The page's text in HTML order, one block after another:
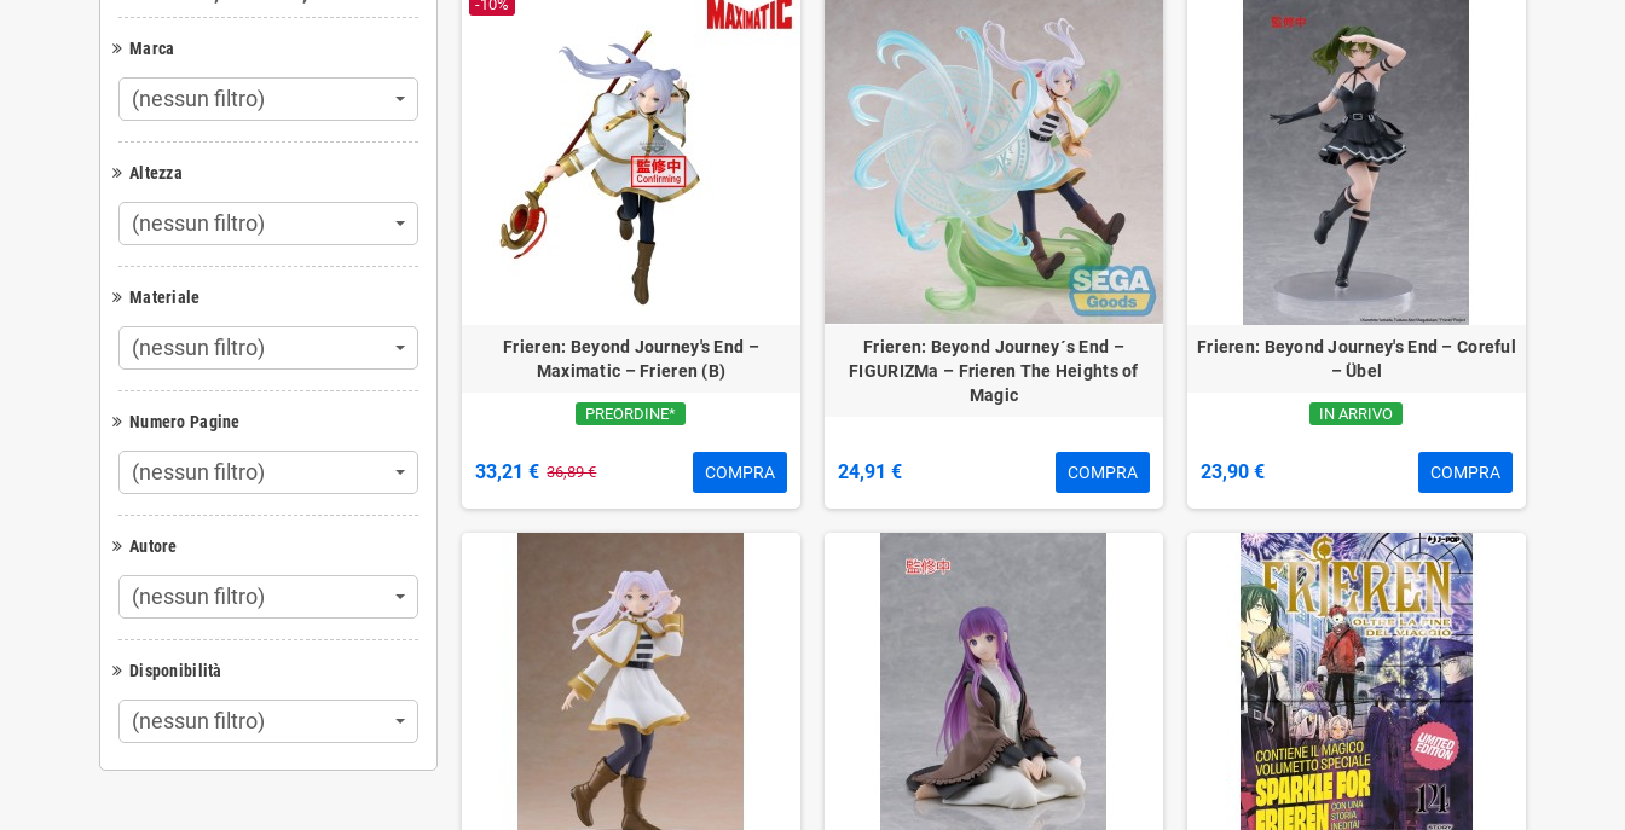
Marca
(nessun filtro)
Altezza
(nessun filtro)
Materiale
(nessun filtro)
Numero Pagine
(nessun filtro)
Autore
(nessun filtro)
Disponibilità
(nessun filtro)
-10%
Frieren: Beyond Journey's End –
Maximatic – Frieren (B)
PREORDINE*
33,21 € 36,89 € COMPRA
Frieren: Beyond Journey´s End –
FIGURIZMa – Frieren The Heights of
Magic
24,91 € COMPRA
Frieren: Beyond Journey's End – Coreful
– Übel
IN ARRIVO
23,90 € COMPRA